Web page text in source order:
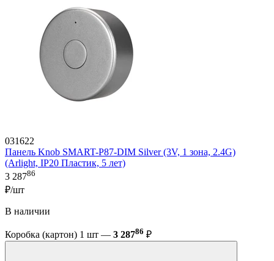
031622
Панель Knob SMART-P87-DIM Silver (3V, 1 зона, 2.4G)
(Arlight, IP20 Пластик, 5 лет)
3 28786
₽/шт
В наличии
Коробка (картон) 1 шт — 3 28786 ₽